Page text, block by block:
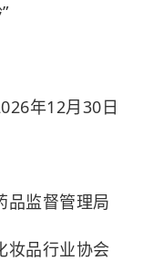
年12月30日
监督管理局
品行业协会